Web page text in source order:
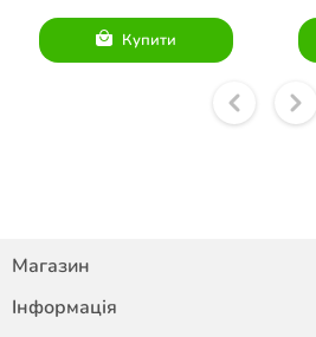
Купити
Магазин
Інформація